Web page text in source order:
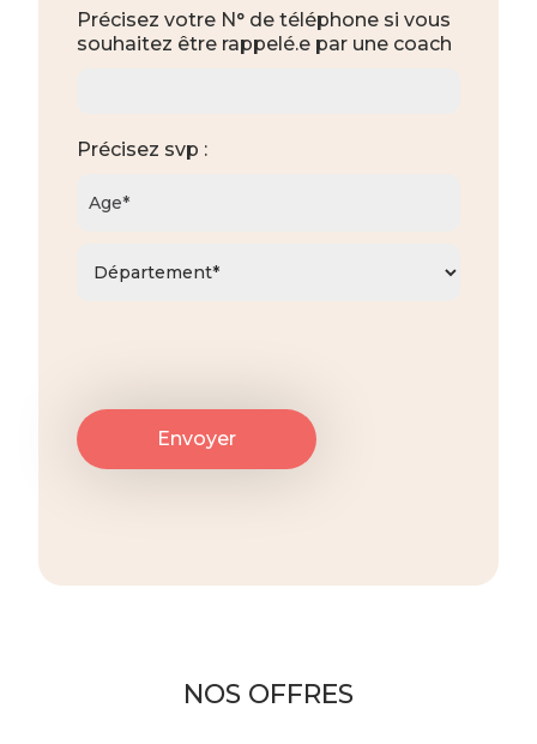
Précisez votre N° de téléphone si vous
souhaitez être rappelé.e par une coach
Précisez svp :
NOS OFFRES